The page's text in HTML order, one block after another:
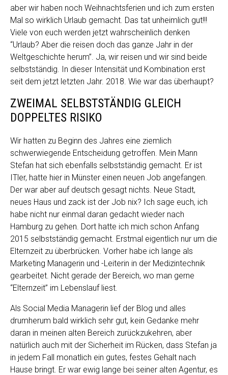
aber wir haben noch Weihnachtsferien und ich zum ersten
Mal so wirklich Urlaub gemacht. Das tat unheimlich gut!!!
Viele von euch werden jetzt wahrscheinlich denken
“Urlaub? Aber die reisen doch das ganze Jahr in der
Weltgeschichte herum”. Ja, wir reisen und wir sind beide
selbstständig. In dieser Intensität und Kombination erst
seit dem jetzt letzten Jahr. 2018. Wie war das überhaupt?
ZWEIMAL SELBSTSTÄNDIG GLEICH
DOPPELTES RISIKO
Wir hatten zu Beginn des Jahres eine ziemlich
schwerwiegende Entscheidung getroffen. Mein Mann
Stefan hat sich ebenfalls selbstständig gemacht. Er ist
ITler, hatte hier in Münster einen neuen Job angefangen.
Der war aber auf deutsch gesagt nichts. Neue Stadt,
neues Haus und zack ist der Job nix? Ich sage euch, ich
habe nicht nur einmal daran gedacht wieder nach
Hamburg zu gehen. Dort hatte ich mich schon Anfang
2015 selbstständig gemacht. Erstmal eigentlich nur um die
Elternzeit zu überbrücken. Vorher habe ich lange als
Marketing Managerin und -Leiterin in der Medizintechnik
gearbeitet. Nicht gerade der Bereich, wo man gerne
“Elternzeit” im Lebenslauf liest.
Als Social Media Managerin lief der Blog und alles
drumherum bald wirklich sehr gut, kein Gedanke mehr
daran in meinen alten Bereich zurückzukehren, aber
natürlich auch mit der Sicherheit im Rücken, dass Stefan ja
in jedem Fall monatlich ein gutes, festes Gehalt nach
Hause bringt. Er war ewig lange bei seiner alten Agentur, es